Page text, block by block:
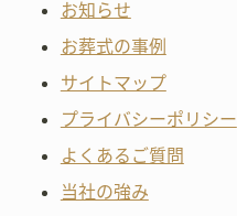
お知らせ
お葬式の事例
サイトマップ
プライバシーポリシー
よくあるご質問
当社の強み